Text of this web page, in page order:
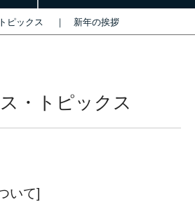
ピックス 新年の挨拶
・トピックス
いて]